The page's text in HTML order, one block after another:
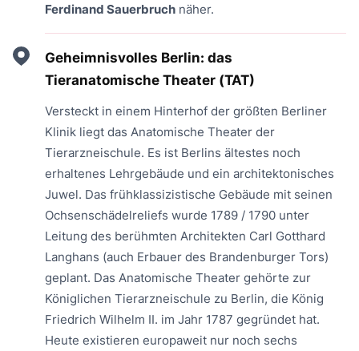
Ferdinand Sauerbruch näher.
Geheimnisvolles Berlin: das
Tieranatomische Theater (TAT)
Versteckt in einem Hinterhof der größten Berliner
Klinik liegt das Anatomische Theater der
Tierarzneischule. Es ist Berlins ältestes noch
erhaltenes Lehrgebäude und ein architektonisches
Juwel. Das frühklassizistische Gebäude mit seinen
Ochsenschädelreliefs wurde 1789 / 1790 unter
Leitung des berühmten Architekten Carl Gotthard
Langhans (auch Erbauer des Brandenburger Tors)
geplant. Das Anatomische Theater gehörte zur
Königlichen Tierarzneischule zu Berlin, die König
Friedrich Wilhelm II. im Jahr 1787 gegründet hat.
Heute existieren europaweit nur noch sechs